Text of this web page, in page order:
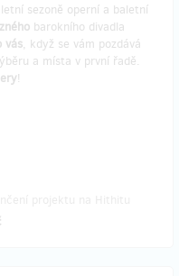
sezoně operní a baletní
barokního divadla
vás, když se vám pozdává
a místa v první řadě.
!